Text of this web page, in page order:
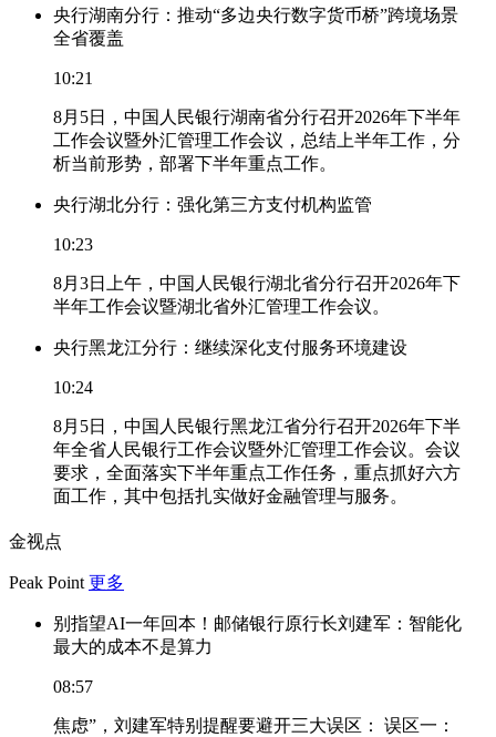
央行湖南分行：推动“多边央行数字货币桥”跨境场景
全省覆盖
10:21
8月5日，中国人民银行湖南省分行召开2026年下半年
工作会议暨外汇管理工作会议，总结上半年工作，分
析当前形势，部署下半年重点工作。
央行湖北分行：强化第三方支付机构监管
10:23
8月3日上午，中国人民银行湖北省分行召开2026年下
半年工作会议暨湖北省外汇管理工作会议。
央行黑龙江分行：继续深化支付服务环境建设
10:24
8月5日，中国人民银行黑龙江省分行召开2026年下半
年全省人民银行工作会议暨外汇管理工作会议。会议
要求，全面落实下半年重点工作任务，重点抓好六方
面工作，其中包括扎实做好金融管理与服务。
金视点
Peak Point 更多
别指望AI一年回本！邮储银行原行长刘建军：智能化
最大的成本不是算力
08:57
焦虑”，刘建军特别提醒要避开三大误区： 误区一：